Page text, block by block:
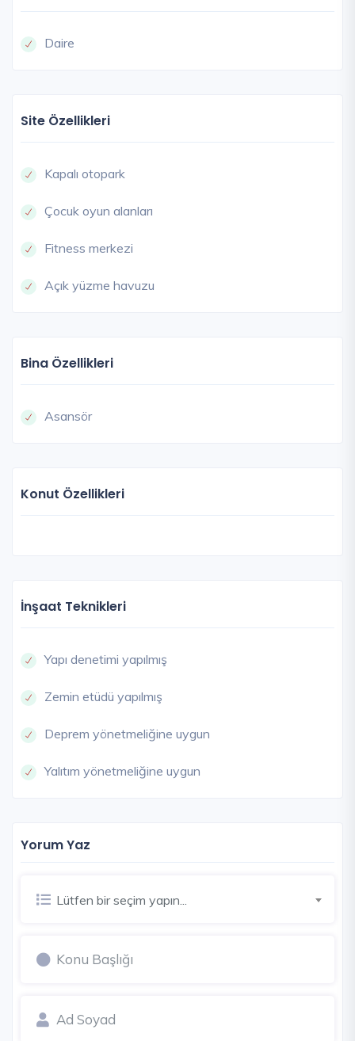
Daire
Site Özellikleri
Kapalı otopark
Çocuk oyun alanları
Fitness merkezi
Açık yüzme havuzu
Bina Özellikleri
Asansör
Konut Özellikleri
İnşaat Teknikleri
Yapı denetimi yapılmış
Zemin etüdü yapılmış
Deprem yönetmeliğine uygun
Yalıtım yönetmeliğine uygun
Yorum Yaz
Lütfen bir seçim yapın...